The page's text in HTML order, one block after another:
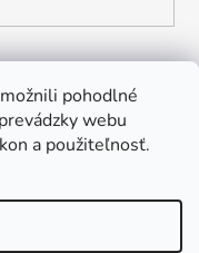
pohodlné
webu
a použiteľnosť.